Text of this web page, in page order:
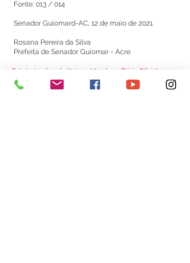
Fonte: 013 / 014
Senador Guiomard-AC, 12 de maio de 2021.
Rosana Pereira da Silva
Prefeita de Senador Guiomar - Acre
Este texto não substitui o publicado no Diário Oficial, mas
facilita a pesquisa para localizar a publicação oficial.